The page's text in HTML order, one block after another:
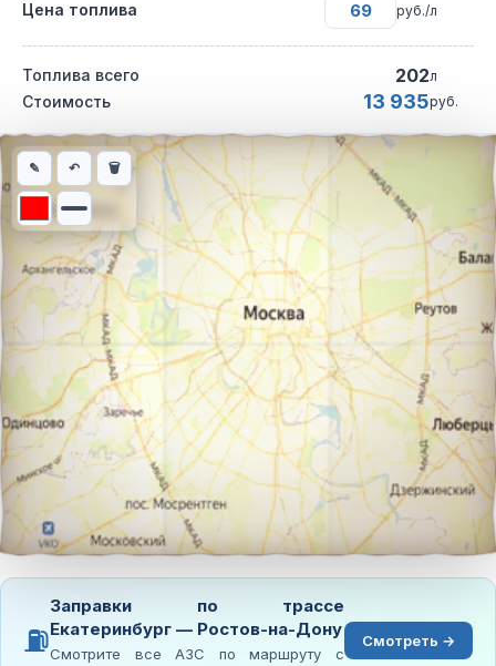
Цена топлива руб./л
Топлива всего 202л
Стоимость 13 935руб.
Интерактивная карта автомобильного маршрута из города
✎ ↶ 🗑
⛽
Заправки по трассе
Екатеринбург — Ростов-на-Дону
Смотрите все АЗС по маршруту с
Смотреть →